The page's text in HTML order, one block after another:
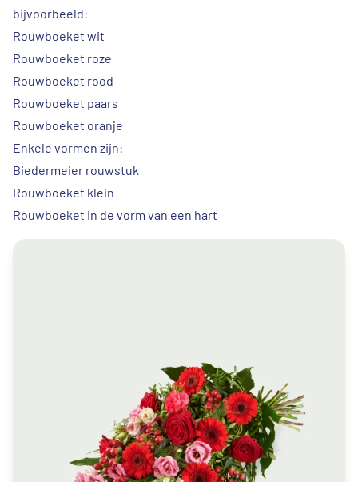
bijvoorbeeld:
Rouwboeket wit
Rouwboeket roze
Rouwboeket rood
Rouwboeket paars
Rouwboeket oranje
Enkele vormen zijn:
Biedermeier rouwstuk
Rouwboeket klein
Rouwboeket in de vorm van een hart